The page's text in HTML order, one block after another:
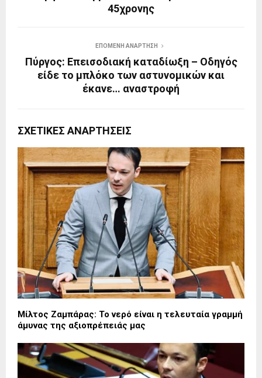
45χρονης
ΕΠΌΜΕΝΗ ΑΝΆΡΤΗΣΗ
Πύργος: Επεισοδιακή καταδίωξη – Οδηγός
είδε το μπλόκο των αστυνομικών και
έκανε… αναστροφή
ΣΧΕΤΙΚΈΣ ΑΝΑΡΤΉΣΕΙΣ
Μίλτος Ζαμπάρας: Το νερό είναι η τελευταία γραμμή
άμυνας της αξιοπρέπειάς μας